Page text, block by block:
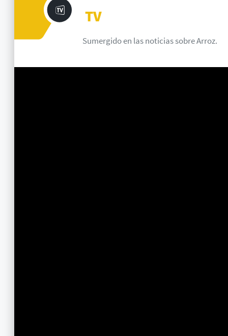
TV
Sumergido en las noticias sobreArroz.